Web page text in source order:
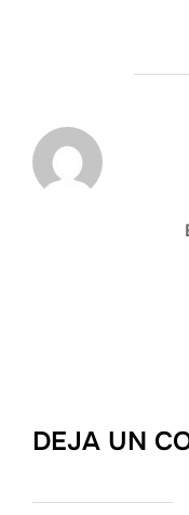
DEJA UN